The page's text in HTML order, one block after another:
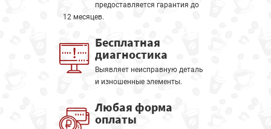
предоставляется гарантия до
12 месяцев.
Бесплатная
диагностика
Выявляет неисправную деталь
и изношенные элементы.
Любая форма
оплаты